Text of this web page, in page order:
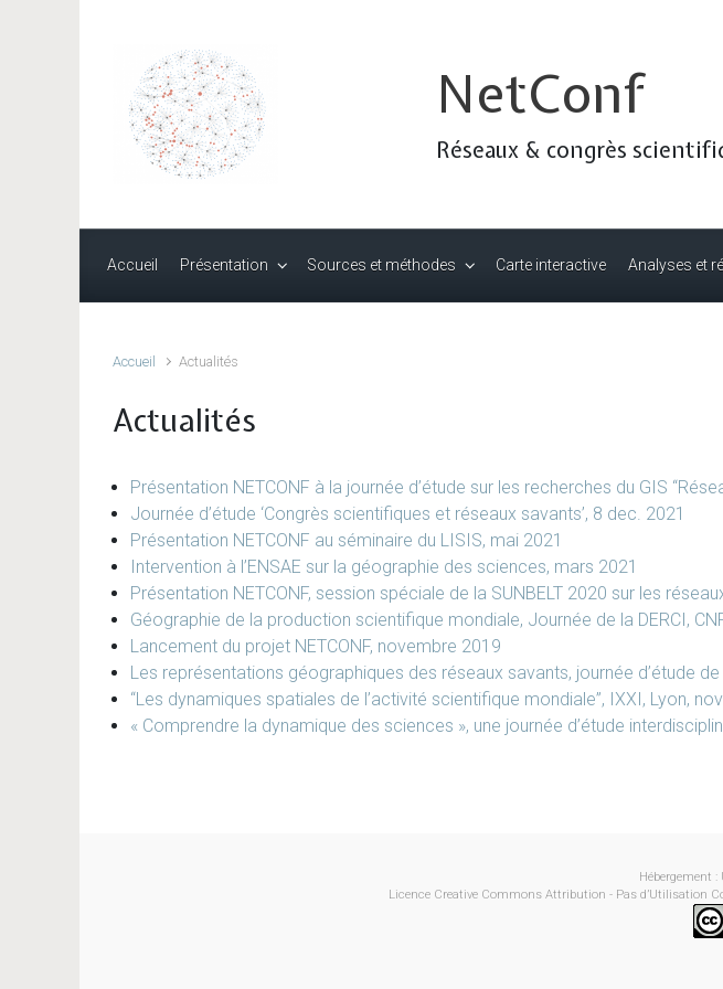
NetConf
Réseaux & congrès
Accueil Présentation Sources et méthodes Carte interactive Analyses et
Accueil Actualités
Actualités
Présentation NETCONF à la journée d’étude sur les recherches du GIS
Journée d’étude ‘Congrès scientifiques et réseaux savants’, 8 dec. 2021
Présentation NETCONF au séminaire du LISIS, mai 2021
Intervention à l’ENSAE sur la géographie des sciences, mars 2021
Présentation NETCONF, session spéciale de la SUNBELT 2020 sur les
Géographie de la production scientifique mondiale, Journée de la DERCI,
Lancement du projet NETCONF, novembre 2019
Les représentations géographiques des réseaux savants, journée d’étude de
“Les dynamiques spatiales de l’activité scientifique mondiale”, IXXI, Lyon,
« Comprendre la dynamique des sciences », une journée d’étude
Hébergement :
Licence Creative Commons Attribution - Pas d’Utilisation